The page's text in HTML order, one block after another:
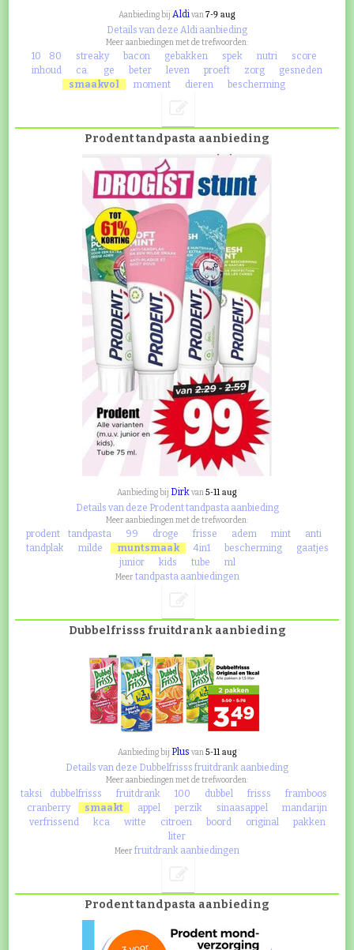
Aanbieding bij Aldivan7-9 aug
Details van deze Aldi aanbieding
Meer aanbiedingen met de trefwoorden:
10 80 streaky bacon gebakken spek nutri
score
inhoud
ca. ge beter leven proeft zorg
gesneden
smaakvol
moment dieren bescherming
Prodent tandpasta aanbieding
Aanbieding bij Dirkvan5-11 aug
Details van deze Prodent tandpasta aanbieding
Meer aanbiedingen met de trefwoorden:
prodent tandpasta 99 droge frisse adem mint
anti
tandplak
milde muntsmaak 4in1 bescherming
gaatjes
junior
kids tube ml
Meer tandpasta aanbiedingen
Dubbelfrisss fruitdrank aanbieding
Aanbieding bij Plus van5-11 aug
Details van deze Dubbelfrisss fruitdrank aanbieding
Meer aanbiedingen met de trefwoorden:
taksi dubbelfrisss fruitdrank 100 dubbel frisss
framboos
cranberry
smaakt appel perzik sinaasappel
mandarijn
verfrissend
kca witte citroen boord original
pakken
liter
Meer fruitdrank aanbiedingen
Prodent tandpasta aanbieding